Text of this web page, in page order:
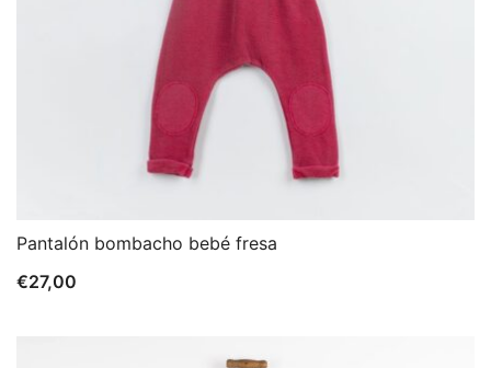
Pantalón bombacho bebé fresa
€27,00